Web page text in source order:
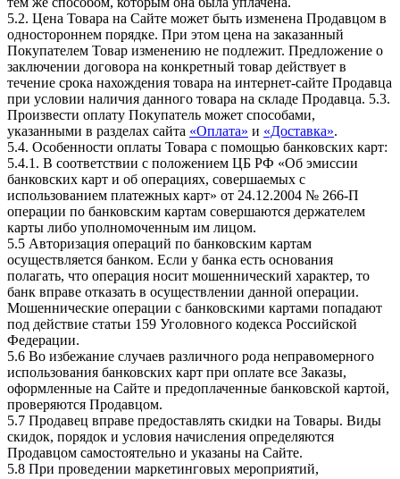
5.2. Цена Товара на Сайте может быть изменена Продавцом в
одностороннем порядке. При этом цена на заказанный
Покупателем Товар изменению не подлежит. Предложение о
заключении договора на конкретный товар действует в
течение срока нахождения товара на интернет-сайте Продавца
при условии наличия данного товара на складе Продавца. 5.3.
Произвести оплату Покупатель может способами,
указанными в разделах сайта «Оплата» и «Доставка».
5.4. Особенности оплаты Товара с помощью банковских карт:
5.4.1. В соответствии с положением ЦБ РФ «Об эмиссии
банковских карт и об операциях, совершаемых с
использованием платежных карт» от 24.12.2004 № 266-П
операции по банковским картам совершаются держателем
карты либо уполномоченным им лицом.
5.5 Авторизация операций по банковским картам
осуществляется банком. Если у банка есть основания
полагать, что операция носит мошеннический характер, то
банк вправе отказать в осуществлении данной операции.
Мошеннические операции с банковскими картами попадают
под действие статьи 159 Уголовного кодекса Российской
Федерации.
5.6 Во избежание случаев различного рода неправомерного
использования банковских карт при оплате все Заказы,
оформленные на Сайте и предоплаченные банковской картой,
проверяются Продавцом.
5.7 Продавец вправе предоставлять скидки на Товары. Виды
скидок, порядок и условия начисления определяются
Продавцом самостоятельно и указаны на Сайте.
5.8 При проведении маркетинговых мероприятий,